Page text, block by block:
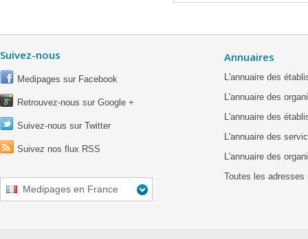
Suivez-nous
Medipages sur Facebook
Retrouvez-nous sur Google +
Suivez-nous sur Twitter
Suivez nos flux RSS
Medipages en France
Annuaires
L'annuaire des
L'annuaire des
L'annuaire des
L'annuaire des
L'annuaire des
Toutes les adresses